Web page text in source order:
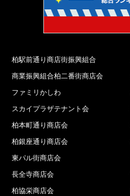
柏駅前通り商店街振興組合
商業振興組合柏二番街商店会
ファミリかしわ
スカイプラザテナント会
柏本町通り商店会
柏銀座通り商店会
東パル街商店会
長全寺商店会
柏協栄商店会